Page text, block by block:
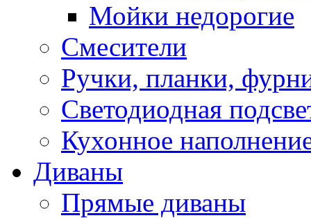
Мойки недорогие
Смесители
Ручки, планки,
Светодиодная
Кухонное
Диваны
Прямые диваны